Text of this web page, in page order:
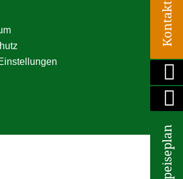
Speiseplan
Kontakt